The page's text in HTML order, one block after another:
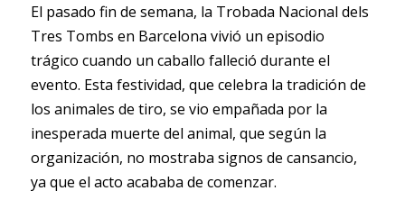
El pasado fin de semana, la Trobada Nacional dels
Tres Tombs en Barcelona vivió un episodio
trágico cuando un caballo falleció durante el
evento. Esta festividad, que celebra la tradición de
los animales de tiro, se vio empañada por la
inesperada muerte del animal, que según la
organización, no mostraba signos de cansancio,
ya que el acto acababa de comenzar.